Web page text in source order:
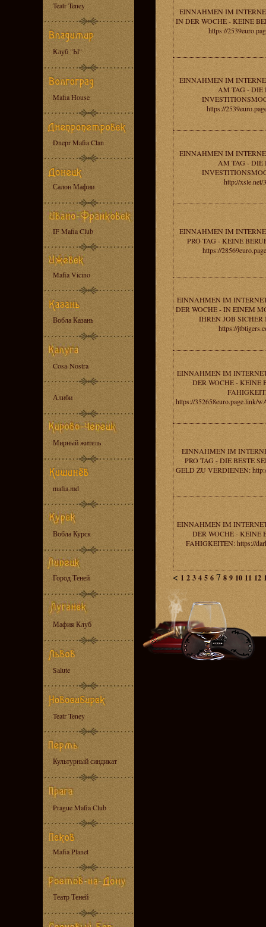
Teatr Teney
Клуб "Ы"
Mafia House
Dnepr Mafia Clan
Салон Мафии
IF Mafia Club
Mafia Vicino
Вобла Казань
Cosa-Nostra
Алиби
Мирный житель
mafia.md
Вобла Курск
Город Теней
Мафия Клуб
Salute
Teatr Teney
Культурный синдикат
Prague Mafia Club
Mafia Planet
Театр Теней
EINNAHMEN IM
IN DER WOCHE - KEINE
https://
EINNAHMEN IM
AM TAG - DIE
https://
EINNAHMEN IM
AM TAG - DIE
http://xsle.net/
EINNAHMEN IM
PRO TAG - KEINE
https://
EINNAHMEN IM
DER WOCHE - IN EINEM
IHREN JOB
https://
EINNAHMEN IM
DER WOCHE - KEINE
https://352658euro.page.link/
EINNAHMEN IM
PRO TAG - DIE BESTE
GELD ZU VERDIENEN:
EINNAHMEN IM
DER WOCHE - KEINE
FAHIGKEITEN: https://
< 1 2 3 4 5 6 7 8 9 10 11 12